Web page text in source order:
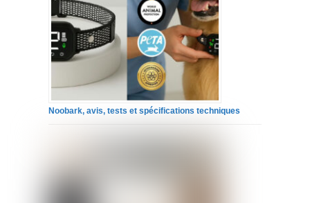
Noobark, avis, tests et spécifications techniques